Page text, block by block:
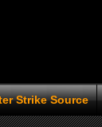
Strike Source